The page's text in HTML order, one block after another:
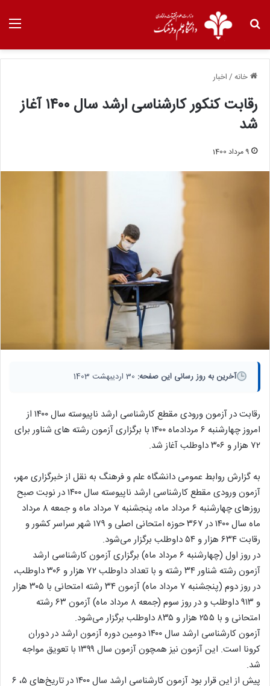
خانه/اخبار
رقابت کنکور کارشناسی ارشد سال ۱۴۰۰ آغاز
شد
9 مرداد 1400
آخرین به روز رسانی این صفحه:
رقابت در آزمون ورودی مقطع کارشناسی ارشد ناپیوسته سال ۱۴۰۰ از
امروز چهارشنبه ۶ مردادماه ۱۴۰۰ با برگزاری آزمون رشته های شناور برای
۷۲ هزار و ۳۰۶ داوطلب آغاز شد.
به گزارش روابط عمومی دانشگاه علم و فرهنگ به نقل از خبرگزاری مهر،
آزمون ورودی مقطع کارشناسی ارشد ناپیوسته سال ۱۴۰۰ در نوبت صبح
روزهای چهارشنبه ۶ مرداد ماه، پنجشنبه ۷ مرداد ماه و جمعه ۸ مرداد
ماه سال ۱۴۰۰ در ۳۶۷ حوزه امتحانی اصلی و ۱۷۹ شهر سراسر کشور و
رقابت ۶۳۴ هزار و ۵۴ داوطلب برگزار می‌شود.
در روز اول (چهارشنبه ۶ مرداد ماه) برگزاری آزمون کارشناسی ارشد
آزمون رشته شناور ۳۴ رشته و با تعداد داوطلب ۷۲ هزار و ۳۰۶ داوطلب،
در روز دوم (پنجشنبه ۷ مرداد ماه) آزمون ۳۴ رشته امتحانی با ۳۰۵ هزار
و ۹۱۳ داوطلب و در روز سوم (جمعه ۸ مرداد ماه) آزمون ۶۳ رشته
امتحانی و با ۲۵۵ هزار و ۸۳۵ داوطلب برگزار می‌شود.
آزمون کارشناسی ارشد سال ۱۴۰۰ دومین دوره آزمون ارشد در دوران
کرونا است. این آزمون نیز همچون آزمون سال ۱۳۹۹ با تعویق مواجه
شد.
پیش از این قرار بود آزمون کارشناسی ارشد سال ۱۴۰۰ در تاریخ‌های ۵، ۶